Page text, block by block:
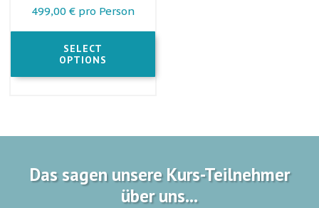
499,00 € pro Person
SELECT
OPTIONS
können
auf
der
Produktseite
gewählt
Das sagen unsere Kurs-Teilnehmer
über uns...